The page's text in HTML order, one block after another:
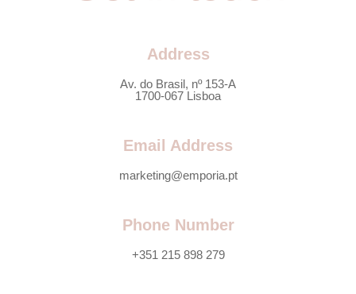
Address
Av. do Brasil, nº 153-A
1700-067 Lisboa
Email Address
marketing@emporia.pt
Phone Number
+351 215 898 279